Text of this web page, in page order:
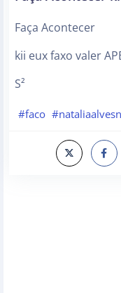
Faça Acontecer
kii eux faxo valer
S²
#faco